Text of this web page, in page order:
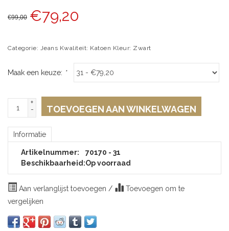
€99,00 €79,20
Categorie: Jeans Kwaliteit: Katoen Kleur: Zwart
Maak een keuze: *
+
-
TOEVOEGEN AAN WINKELWAGEN
Informatie
Artikelnummer:
70170 - 31
Beschikbaarheid:Op voorraad
Aan verlanglijst toevoegen /
Toevoegen om te
vergelijken